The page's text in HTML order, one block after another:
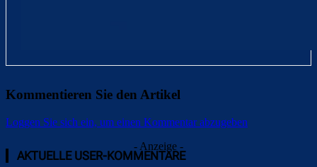
Kommentieren Sie den Artikel
Loggen Sie sich ein, um einen Kommentar abzugeben